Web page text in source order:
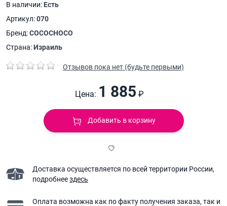
В наличии: Есть
Артикул:070
Бренд:COCOCHOCO
Страна:Израиль
Отзывов пока нет (будьте первыми)
Цена: 1 885 ₽
Добавить в корзину
Доставка осуществляется по всей территории России,
подробнеездесь
Оплата возможна как по факту получения заказа, так и